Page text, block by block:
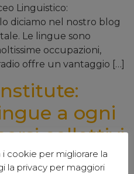
Linguistico:
diciamo nel nostro blog
Le lingue sono
occupazioni,
offre un vantaggio […]
a ogni
collettivi
cookie per migliorare la
la privacy per maggiori